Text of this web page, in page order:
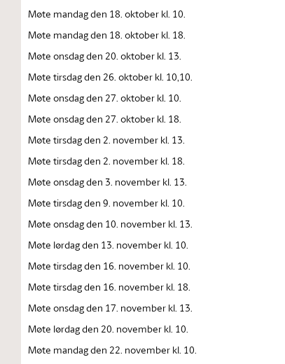
Møte mandag den 18. oktober kl. 10.
Møte mandag den 18. oktober kl. 18.
Møte onsdag den 20. oktober kl. 13.
Møte tirsdag den 26. oktober kl. 10,10.
Møte onsdag den 27. oktober kl. 10.
Møte onsdag den 27. oktober kl. 18.
Møte tirsdag den 2. november kl. 13.
Møte tirsdag den 2. november kl. 18.
Møte onsdag den 3. november kl. 13.
Møte tirsdag den 9. november kl. 10.
Møte onsdag den 10. november kl. 13.
Møte lørdag den 13. november kl. 10.
Møte tirsdag den 16. november kl. 10.
Møte tirsdag den 16. november kl. 18.
Møte onsdag den 17. november kl. 13.
Møte lørdag den 20. november kl. 10.
Møte mandag den 22. november kl. 10.